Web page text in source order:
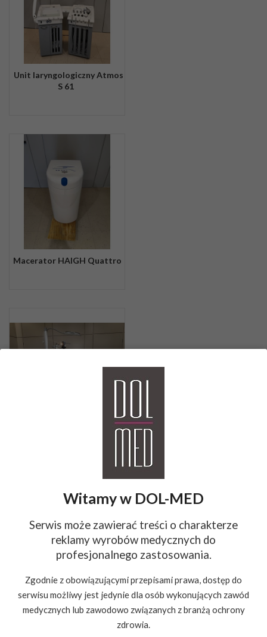
Unit laryngologiczny Atmos
S 61
Macerator HAIGH Quattro
Unit okulistyczny VISONIX
Richard Wolf PiezoLith 3000
Witamy w DOL-MED
Serwis może zawierać treści o charakterze
reklamy wyrobów medycznych do
profesjonalnego zastosowania.
Zgodnie z obowiązującymi przepisami prawa, dostęp do
serwisu możliwy jest jedynie dla osób wykonujących zawód
medycznych lub zawodowo związanych z branżą ochrony
zdrowia.